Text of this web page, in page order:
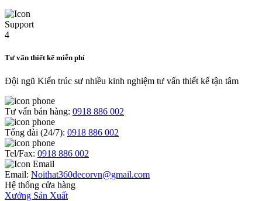
Tư vấn thiết kế miễn phí
Đội ngũ Kiến trúc sư nhiều kinh nghiệm tư vấn thiết kế tận tâm
Tư vấn bán hàng: 0918 886 002
Tổng đài (24/7): 0918 886 002
Tel/Fax: 0918 886 002
Email: Noithat360decorvn@gmail.com
Hệ thống cửa hàng
Xưởng Sản Xuất